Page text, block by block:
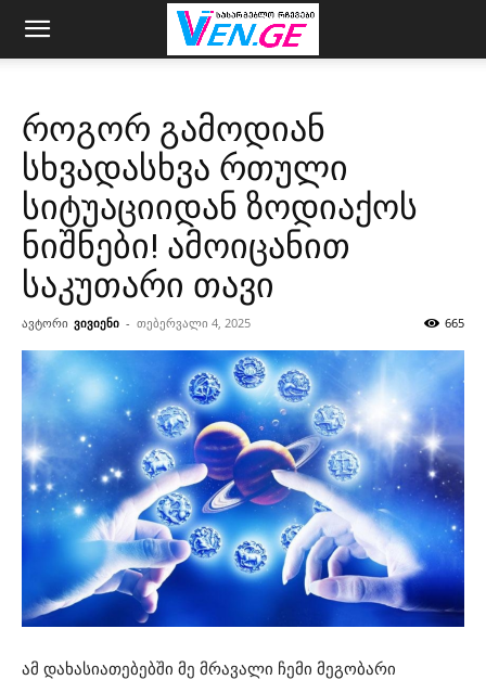
როგორ გამოდიან
სხვადასხვა რთული
სიტუაციიდან ზოდიაქოს
ნიშნები! ამოიცანით
საკუთარი თავი
ავტორი ვივიენი - თებერვალი 4, 2025 665
ამ დახასიათებებში მე მრავალი ჩემი მეგობარი